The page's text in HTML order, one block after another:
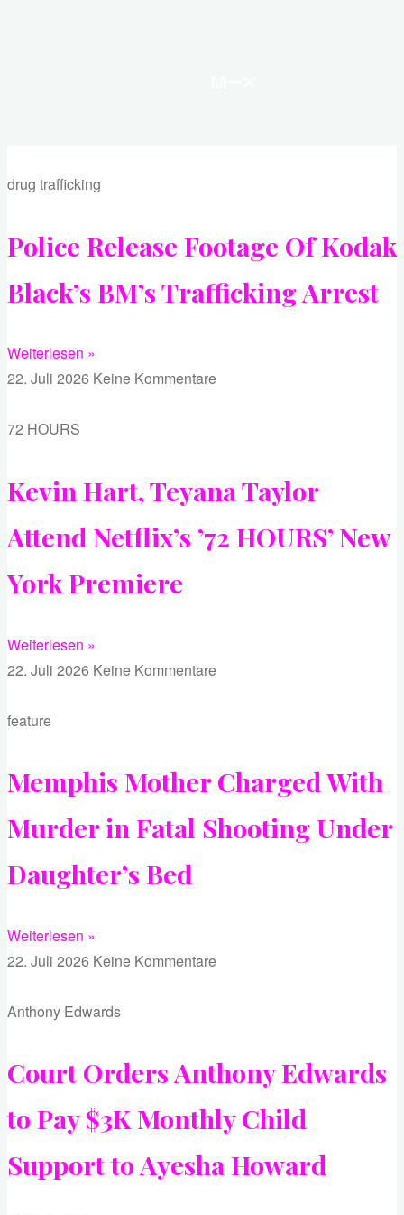
drug trafficking
Police Release Footage Of Kodak
Black’s BM’s Trafficking Arrest
Weiterlesen »
22. Juli 2026 Keine Kommentare
72 HOURS
Kevin Hart, Teyana Taylor
Attend Netflix’s ’72 HOURS’ New
York Premiere
Weiterlesen »
22. Juli 2026 Keine Kommentare
feature
Memphis Mother Charged With
Murder in Fatal Shooting Under
Daughter’s Bed
Weiterlesen »
22. Juli 2026 Keine Kommentare
Anthony Edwards
Court Orders Anthony Edwards
to Pay $3K Monthly Child
Support to Ayesha Howard